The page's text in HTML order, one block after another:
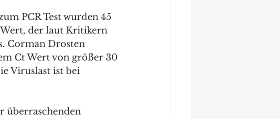
PCR Test wurden 45
der laut Kritikern
Corman Drosten
Ct Wert von größer 30
Viruslast ist bei
überraschenden